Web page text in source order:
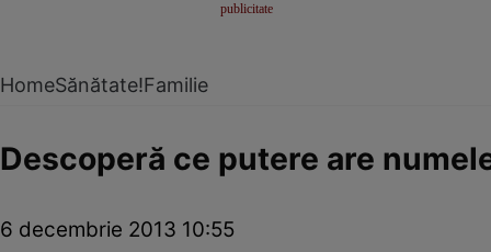
HomeSănătate!Familie
Descoperă ce putere are
6 decembrie 2013 10:55